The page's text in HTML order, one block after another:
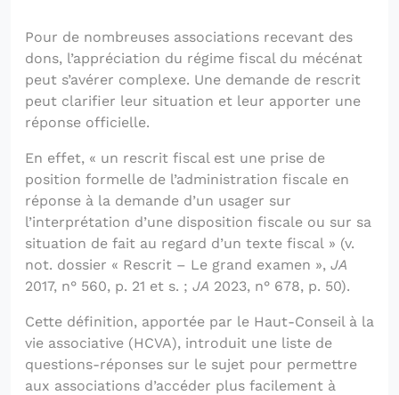
Pour de nombreuses associations recevant des
dons, l’appréciation du régime fiscal du mécénat
peut s’avérer complexe. Une demande de rescrit
peut clarifier leur situation et leur apporter une
réponse officielle.
En effet, « un rescrit fiscal est une prise de
position formelle de l’administration fiscale en
réponse à la demande d’un usager sur
l’interprétation d’une disposition fiscale ou sur sa
situation de fait au regard d’un texte fiscal » (v.
not. dossier « Rescrit – Le grand examen », JA
2017, n° 560, p. 21 et s. ; JA 2023, n° 678, p. 50).
Cette définition, apportée par le Haut-Conseil à la
vie associative (HCVA), introduit une liste de
questions-réponses sur le sujet pour permettre
aux associations d’accéder plus facilement à